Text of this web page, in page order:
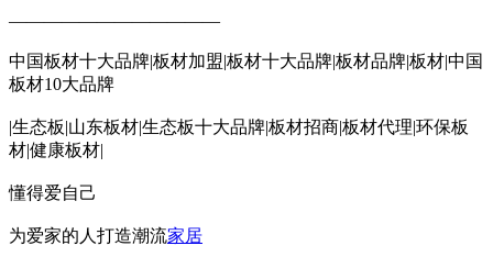
————————————
中国板材十大品牌|板材加盟|板材十大品牌|板材品牌|板材|中国
板材10大品牌
|生态板|山东板材|生态板十大品牌|板材招商|板材代理|环保板
材|健康板材|
懂得爱自己
为爱家的人打造潮流家居